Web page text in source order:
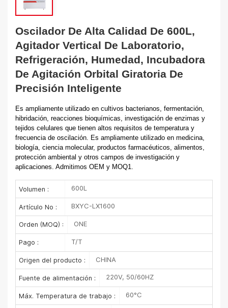
Oscilador De Alta Calidad De 600L,
Agitador Vertical De Laboratorio,
Refrigeración, Humedad, Incubadora
De Agitación Orbital Giratoria De
Precisión Inteligente
Es ampliamente utilizado en cultivos bacterianos, fermentación,
hibridación, reacciones bioquímicas, investigación de enzimas y
tejidos celulares que tienen altos requisitos de temperatura y
frecuencia de oscilación. Es ampliamente utilizado en medicina,
biología, ciencia molecular, productos farmacéuticos, alimentos,
protección ambiental y otros campos de investigación y
aplicaciones. Admitimos OEM y MOQ1.
Volumen : 600L
Artículo No : BXYC-LX1600
Orden (MOQ) : ONE
Pago : T/T
Origen del producto : CHINA
Fuente de alimentación : 220V, 50/60HZ
Máx. Temperatura de trabajo : 60°C